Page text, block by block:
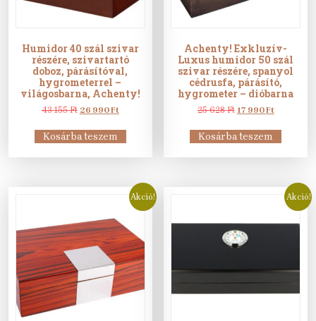
Humidor 40 szál szivar
részére, szivartartó
doboz, párásítóval,
hygrometerrel –
világosbarna, Achenty!
43 155Ft Original
was:
43
26 990FtCurrent
is:
26
Kosárba teszem
Achenty! Exkluzív-
Luxus humidor 50 szál
szivar részére, spanyol
cédrusfa, párásító,
hygrometer – dióbarna
25 628Ft Original
was:
25
17 990FtCurrent
is:
17
Kosárba teszem
Akció! Akció!